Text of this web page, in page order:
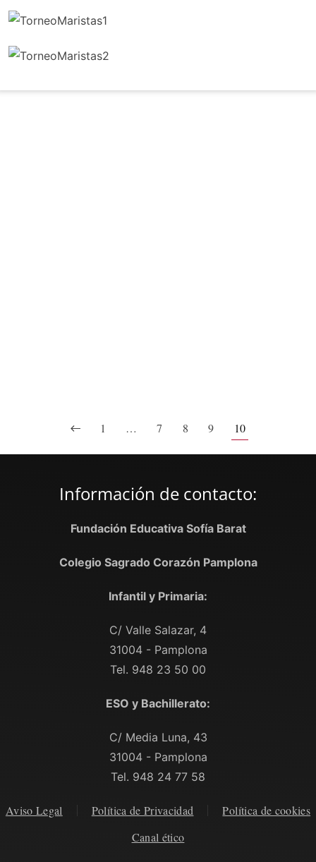
1 … 7 8 9 10
Información de contacto:
Fundación Educativa Sofía Barat
Colegio Sagrado Corazón Pamplona
Infantil y Primaria:
C/ Valle Salazar, 4
31004 - Pamplona
Tel. 948 23 50 00
ESO y Bachillerato:
C/ Media Luna, 43
31004 - Pamplona
Tel. 948 24 77 58
Aviso Legal Política de Privacidad
Política de cookies
Canal ético